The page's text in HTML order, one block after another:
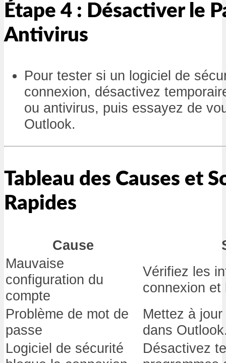
Étape 4 : Désactiver le
Antivirus
Pour tester si un logiciel de
connexion, désactivez
ou antivirus, puis essayez de
Outlook.
Tableau des Causes et
Rapides
Cause
Mauvaise
configuration du
compte
Vérifiez les
connexion et
Problème de mot de
passe
Mettez à
dans
Logiciel de sécurité
Désactivez